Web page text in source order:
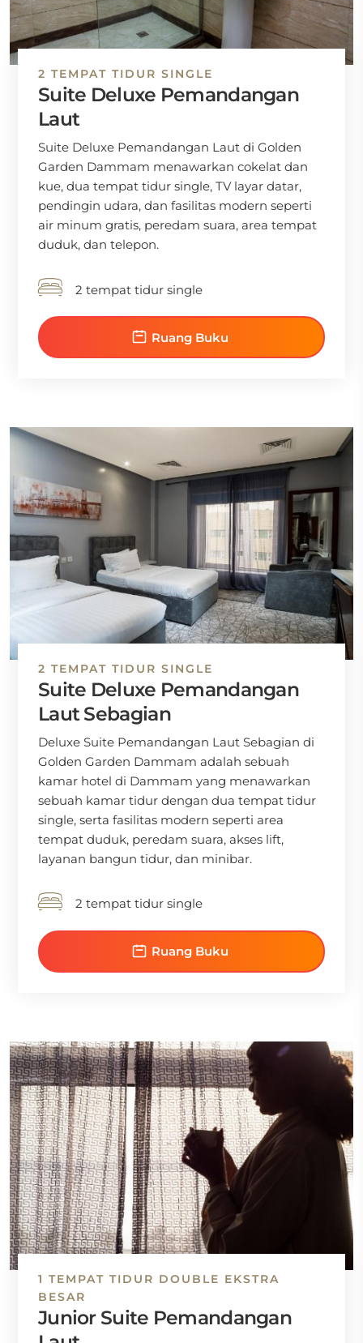
2 TEMPAT TIDUR SINGLE
Suite Deluxe Pemandangan
Laut
Suite Deluxe Pemandangan Laut di Golden
Garden Dammam menawarkan cokelat dan
kue, dua tempat tidur single, TV layar datar,
pendingin udara, dan fasilitas modern seperti
air minum gratis, peredam suara, area tempat
duduk, dan telepon.
2 tempat tidur single
Ruang Buku
2 TEMPAT TIDUR SINGLE
Suite Deluxe Pemandangan
Laut Sebagian
Deluxe Suite Pemandangan Laut Sebagian di
Golden Garden Dammam adalah sebuah
kamar hotel di Dammam yang menawarkan
sebuah kamar tidur dengan dua tempat tidur
single, serta fasilitas modern seperti area
tempat duduk, peredam suara, akses lift,
layanan bangun tidur, dan minibar.
2 tempat tidur single
Ruang Buku
1 TEMPAT TIDUR DOUBLE EKSTRA
BESAR
Junior Suite Pemandangan